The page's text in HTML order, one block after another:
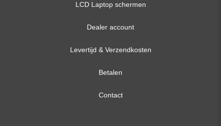
LCD Laptop schermen
13,3 inch
14,0 inch
15,6 inch
17,3 inch
Dealer account
Levertijd & Verzendkosten
Betalen
Contact